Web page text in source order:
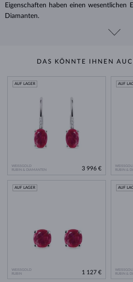
Eigenschaften haben einen wesentlichen
Diamanten.
DAS KÖNNTE IHNEN
WEISSGOLD
RUBIN & DIAMANTEN
AUF LAGER
3 996 €
RUBIN &
AUF
WEISSGOLD
RUBIN
AUF LAGER
1 127 €
RUBIN &
AUF